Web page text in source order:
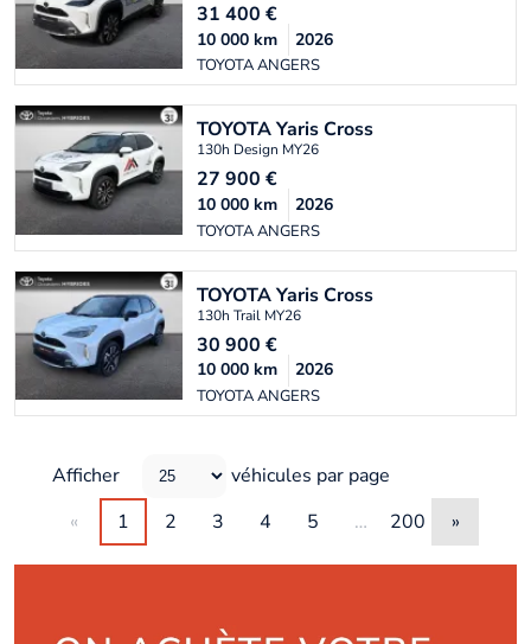
31 400 €
TOYOTA ANGERS
10 000 km 2026
TOYOTAYaris Cross
130h Design MY26
27 900 €
TOYOTA ANGERS
10 000 km 2026
TOYOTAYaris Cross
130h Trail MY26
30 900 €
TOYOTA ANGERS
10 000 km 2026
Afficher
véhicules par page
«
1 2 3 4 5 … 200 »